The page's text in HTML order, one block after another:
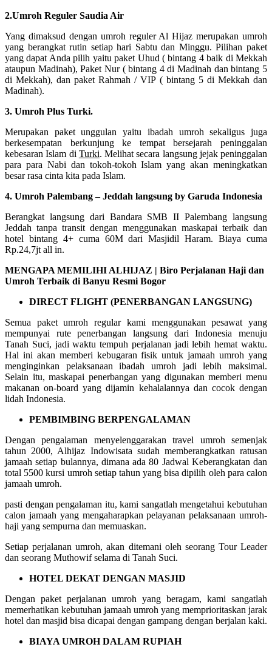
2.Umroh Reguler Saudia Air
Yang dimaksud dengan umroh reguler Al Hijaz merupakan umroh
yang berangkat rutin setiap hari Sabtu dan Minggu. Pilihan paket
yang dapat Anda pilih yaitu paket Uhud ( bintang 4 baik di Mekkah
ataupun Madinah), Paket Nur ( bintang 4 di Madinah dan bintang 5
di Mekkah), dan paket Rahmah / VIP ( bintang 5 di Mekkah dan
Madinah).
3. Umroh Plus Turki.
Merupakan paket unggulan yaitu ibadah umroh sekaligus juga
berkesempatan berkunjung ke tempat bersejarah peninggalan
kebesaran Islam di Turki. Melihat secara langsung jejak peninggalan
para para Nabi dan tokoh-tokoh Islam yang akan meningkatkan
besar rasa cinta kita pada Islam.
4. Umroh Palembang – Jeddah langsung by Garuda Indonesia
Berangkat langsung dari Bandara SMB II Palembang langsung
Jeddah tanpa transit dengan menggunakan maskapai terbaik dan
hotel bintang 4+ cuma 60M dari Masjidil Haram. Biaya cuma
Rp.24,7jt all in.
MENGAPA MEMILIHI ALHIJAZ | Biro Perjalanan Haji dan
Umroh Terbaik di Banyu Resmi Bogor
DIRECT FLIGHT (PENERBANGAN LANGSUNG)
Semua paket umroh regular kami menggunakan pesawat yang
mempunyai rute penerbangan langsung dari Indonesia menuju
Tanah Suci, jadi waktu tempuh perjalanan jadi lebih hemat waktu.
Hal ini akan memberi kebugaran fisik untuk jamaah umroh yang
menginginkan pelaksanaan ibadah umroh jadi lebih maksimal.
Selain itu, maskapai penerbangan yang digunakan memberi menu
makanan on-board yang dijamin kehalalannya dan cocok dengan
lidah Indonesia.
PEMBIMBING BERPENGALAMAN
Dengan pengalaman menyelenggarakan travel umroh semenjak
tahun 2000, Alhijaz Indowisata sudah memberangkatkan ratusan
jamaah setiap bulannya, dimana ada 80 Jadwal Keberangkatan dan
total 5500 kursi umroh setiap tahun yang bisa dipilih oleh para calon
jamaah umroh.
pasti dengan pengalaman itu, kami sangatlah mengetahui kebutuhan
calon jamaah yang mengaharapkan pelayanan pelaksanaan umroh-
haji yang sempurna dan memuaskan.
Setiap perjalanan umroh, akan ditemani oleh seorang Tour Leader
dan seorang Muthowif selama di Tanah Suci.
HOTEL DEKAT DENGAN MASJID
Dengan paket perjalanan umroh yang beragam, kami sangatlah
memerhatikan kebutuhan jamaah umroh yang memprioritaskan jarak
hotel dan masjid bisa dicapai dengan gampang dengan berjalan kaki.
BIAYA UMROH DALAM RUPIAH